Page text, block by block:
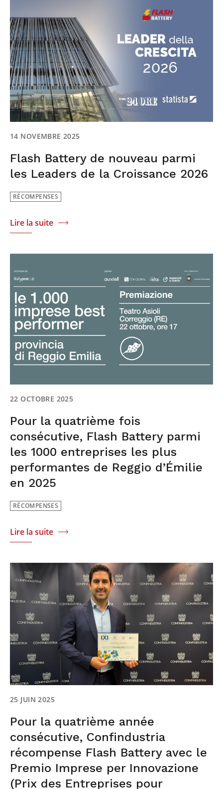
14 NOVEMBRE 2025
Flash Battery de nouveau parmi
les Leaders de la Croissance 2026
RÉCOMPENSES
Lire la suite
22 OCTOBRE 2025
Pour la quatrième fois
consécutive, Flash Battery parmi
les 1000 entreprises les plus
performantes de Reggio d’Émilie
en 2025
RÉCOMPENSES
Lire la suite
25 JUIN 2025
Pour la quatrième année
consécutive, Confindustria
récompense Flash Battery avec le
Premio Imprese per Innovazione
(Prix des Entreprises pour